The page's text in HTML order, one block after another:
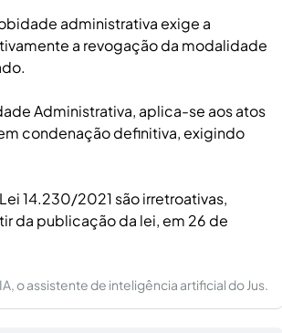
administrativa exige a
a revogação da modalidade
Administrativa, aplica-se aos atos
condenação definitiva, exigindo
14.230/2021 são irretroativas,
da publicação da lei, em 26 de
o assistente de inteligência artificial do Jus.